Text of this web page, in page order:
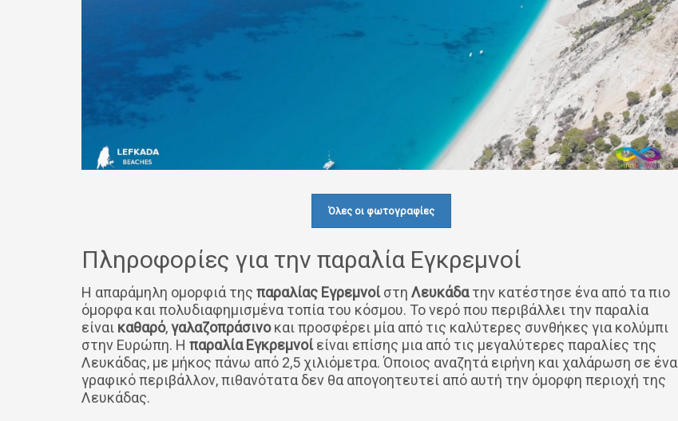
Όλες οι φωτογραφίες
Πληροφορίες για την παραλία Εγκρεμνοί
Η απαράμηλη ομορφιά της παραλίας Εγρεμνοίστη Λευκάδατην κατέστησε ένα από τα πιο
όμορφα και πολυδιαφημισμένα τοπία του κόσμου. Το νερό που περιβάλλει την παραλία
είναι καθαρό,γαλαζοπράσινοκαι προσφέρει μία από τις καλύτερες συνθήκες για κολύμπι
στην Ευρώπη. Η παραλία Εγκρεμνοίείναι επίσης μια από τις μεγαλύτερες παραλίες της
Λευκάδας, με μήκος πάνω από 2,5 χιλιόμετρα. Όποιος αναζητά ειρήνη και χαλάρωση σε ένα
γραφικό περιβάλλον, πιθανότατα δεν θα απογοητευτεί από αυτή την όμορφη περιοχή της
Λευκάδας.